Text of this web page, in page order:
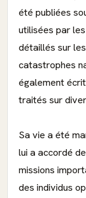
été publiées
utilisées par
détaillés sur
catastrophes
également
traités sur
Sa vie a été
lui a accordé
missions
des individus